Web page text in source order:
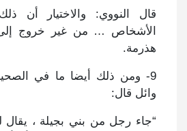
قال النووي: والاختيار أن
الأشخاص … من غير خروج إلى
هذرمة.
9- ومن ذلك أيضا ما في
وائل قال:
“جاء رجل من بني بجيلة ، يقال